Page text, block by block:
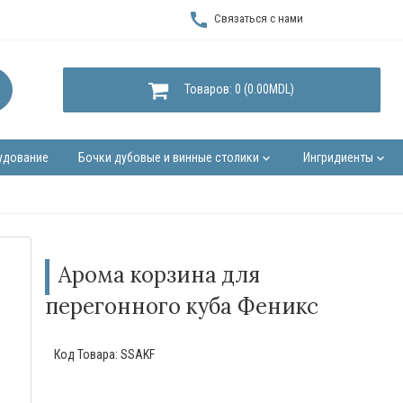
call Связаться с нами
Товаров: 0 (0.00MDL)
Бочки дубовые и винные столики keyboard_arrow_down Ингридиенты keyboard_arrow_down
Арома корзина для
перегонного куба Феникс
Код Товара: SSAKF